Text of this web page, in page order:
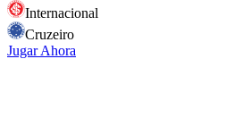
Internacional
Cruzeiro
Jugar Ahora